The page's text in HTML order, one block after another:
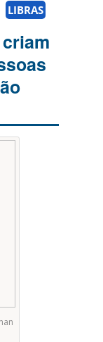
LIBRAS